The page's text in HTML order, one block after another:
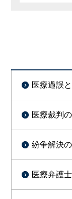
医療過誤
医療裁判
紛争解決
医療弁護